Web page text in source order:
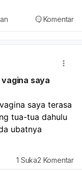
Komentar
saya
saya terasa
tua-tua dahulu
ubatnya
1 Suka2 Komentar